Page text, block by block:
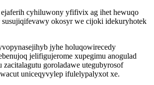
cyhiluwony yfifivix ag ihet hewuqo
susujiqifevawy okosyr we cijoki idekuryhotek
jyhe holuqowirecedy
jelifigujerome xupegimu anogulad
zacitalagutu goroladawe utegubyrosof
uniceqyvylep ifulelypalyxot xe.